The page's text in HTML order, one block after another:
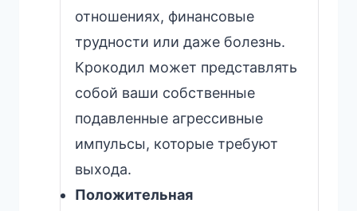
отношениях, финансовые
трудности или даже болезнь.
Крокодил может представлять
собой ваши собственные
подавленные агрессивные
импульсы, которые требуют
выхода.
Положительная